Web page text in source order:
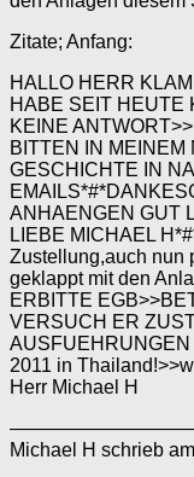
Zitate; Anfang:
HALLO HERR
HABE SEIT HEUTE
KEINE
BITTEN IN MEINEM
GESCHICHTE IN
ANHAENGEN GUT
LIEBE MICHAEL
Zustellung,auch nun
geklappt mit den
ERBITTE
VERSUCH ER
2011 in
Herr Michael H
Michael H schrieb